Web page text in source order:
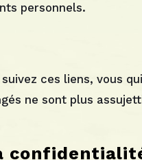
personnels.
ces liens, vous
ne sont plus